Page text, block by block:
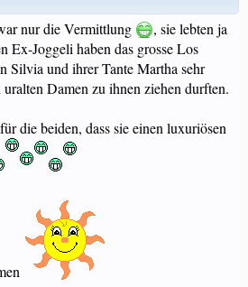
nur die Vermittlung
, sie lebten ja
Ex-Joggeli haben das grosse Los
Silvia und ihrer Tante Martha sehr
uralten Damen zu ihnen ziehen durften.
die beiden, dass sie einen luxuriösen